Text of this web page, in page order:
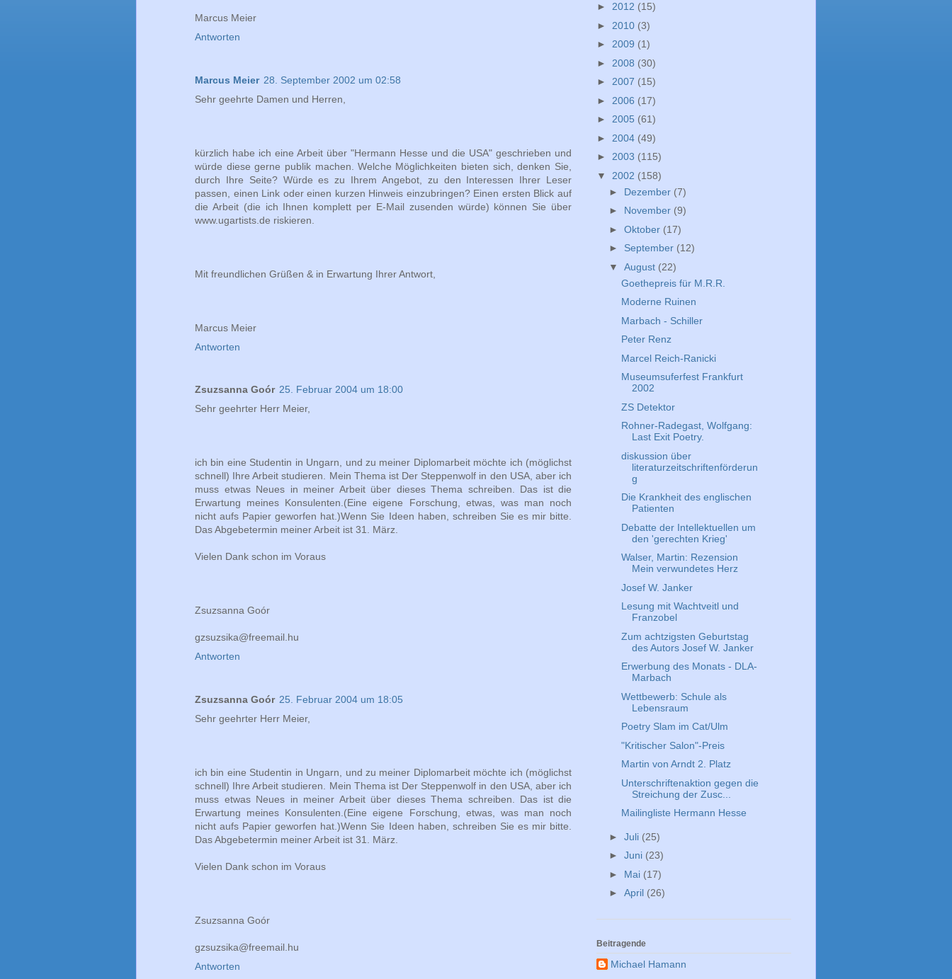
Marcus Meier
Antworten
Marcus Meier 28. September 2002 um 02:58
Sehr geehrte Damen und Herren,
kürzlich habe ich eine Arbeit über "Hermann Hesse und die USA" geschrieben und
würde diese gerne publik machen. Welche Möglichkeiten bieten sich, denken Sie,
durch Ihre Seite? Würde es zu Ihrem Angebot, zu den Interessen Ihrer Leser
passen, einen Link oder einen kurzen Hinweis einzubringen? Einen ersten Blick auf
die Arbeit (die ich Ihnen komplett per E-Mail zusenden würde) können Sie über
www.ugartists.de riskieren.
Mit freundlichen Grüßen & in Erwartung Ihrer Antwort,
Marcus Meier
Antworten
Zsuzsanna Goór 25. Februar 2004 um 18:00
Sehr geehrter Herr Meier,
ich bin eine Studentin in Ungarn, und zu meiner Diplomarbeit möchte ich (möglichst
schnell) Ihre Arbeit studieren. Mein Thema ist Der Steppenwolf in den USA, aber ich
muss etwas Neues in meiner Arbeit über dieses Thema schreiben. Das ist die
Erwartung meines Konsulenten.(Eine eigene Forschung, etwas, was man noch
nicht aufs Papier geworfen hat.)Wenn Sie Ideen haben, schreiben Sie es mir bitte.
Das Abgebetermin meiner Arbeit ist 31. März.
Vielen Dank schon im Voraus
Zsuzsanna Goór
gzsuzsika@freemail.hu
Antworten
Zsuzsanna Goór 25. Februar 2004 um 18:05
Sehr geehrter Herr Meier,
ich bin eine Studentin in Ungarn, und zu meiner Diplomarbeit möchte ich (möglichst
schnell) Ihre Arbeit studieren. Mein Thema ist Der Steppenwolf in den USA, aber ich
muss etwas Neues in meiner Arbeit über dieses Thema schreiben. Das ist die
Erwartung meines Konsulenten.(Eine eigene Forschung, etwas, was man noch
nicht aufs Papier geworfen hat.)Wenn Sie Ideen haben, schreiben Sie es mir bitte.
Das Abgebetermin meiner Arbeit ist 31. März.
Vielen Dank schon im Voraus
Zsuzsanna Goór
gzsuzsika@freemail.hu
Antworten
► 2012 (15)
► 2010 (3)
► 2009 (1)
► 2008 (30)
► 2007 (15)
► 2006 (17)
► 2005 (61)
► 2004 (49)
► 2003 (115)
▼ 2002 (158)
► Dezember (7)
► November (9)
► Oktober (17)
► September (12)
▼ August (22)
Goethepreis für M.R.R.
Moderne Ruinen
Marbach - Schiller
Peter Renz
Marcel Reich-Ranicki
Museumsuferfest Frankfurt
2002
ZS Detektor
Rohner-Radegast, Wolfgang:
Last Exit Poetry.
diskussion über
literaturzeitschriftenförderun
g
Die Krankheit des englischen
Patienten
Debatte der Intellektuellen um
den 'gerechten Krieg'
Walser, Martin: Rezension
Mein verwundetes Herz
Josef W. Janker
Lesung mit Wachtveitl und
Franzobel
Zum achtzigsten Geburtstag
des Autors Josef W. Janker
Erwerbung des Monats - DLA-
Marbach
Wettbewerb: Schule als
Lebensraum
Poetry Slam im Cat/Ulm
"Kritischer Salon"-Preis
Martin von Arndt 2. Platz
Unterschriftenaktion gegen die
Streichung der Zusc...
Mailingliste Hermann Hesse
► Juli (25)
► Juni (23)
► Mai (17)
► April (26)
Beitragende
Michael Hamann